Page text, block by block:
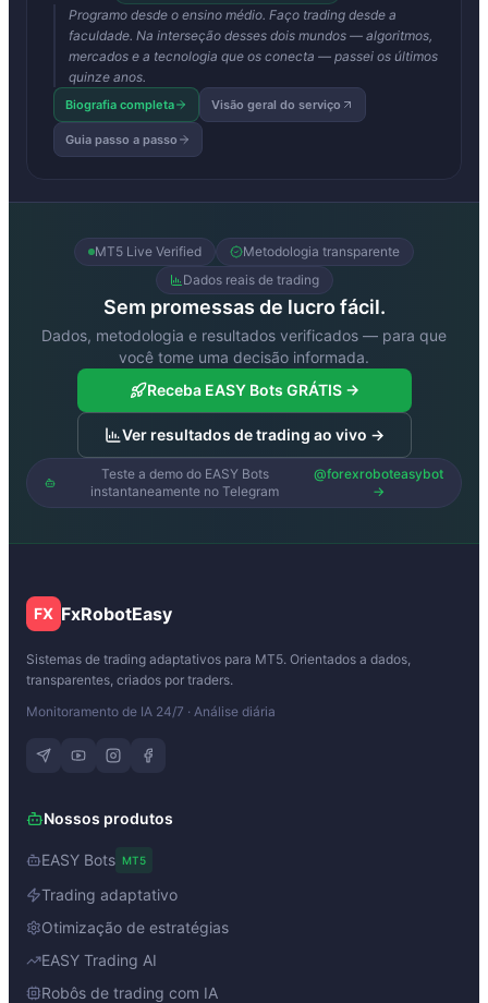
Programo desde o ensino médio. Faço trading desde a
faculdade. Na interseção desses dois mundos — algoritmos,
mercados e a tecnologia que os conecta — passei os últimos
quinze anos.
Biografia completa Visão geral do serviço
Guia passo a passo
MT5 Live Verified
Metodologia transparente
Dados reais de trading
Sem promessas de lucro fácil.
Dados, metodologia e resultados verificados — para que
você tome uma decisão informada.
Receba EASY Bots GRÁTIS →
Ver resultados de trading ao vivo →
Teste a demo do EASY Bots
instantaneamente no Telegram
@forexroboteasybot
→
FX FxRobotEasy
Sistemas de trading adaptativos para MT5. Orientados a dados,
transparentes, criados por traders.
Monitoramento de IA 24/7 · Análise diária
Nossos produtos
EASY Bots MT5
Trading adaptativo
Otimização de estratégias
EASY Trading AI
Robôs de trading com IA